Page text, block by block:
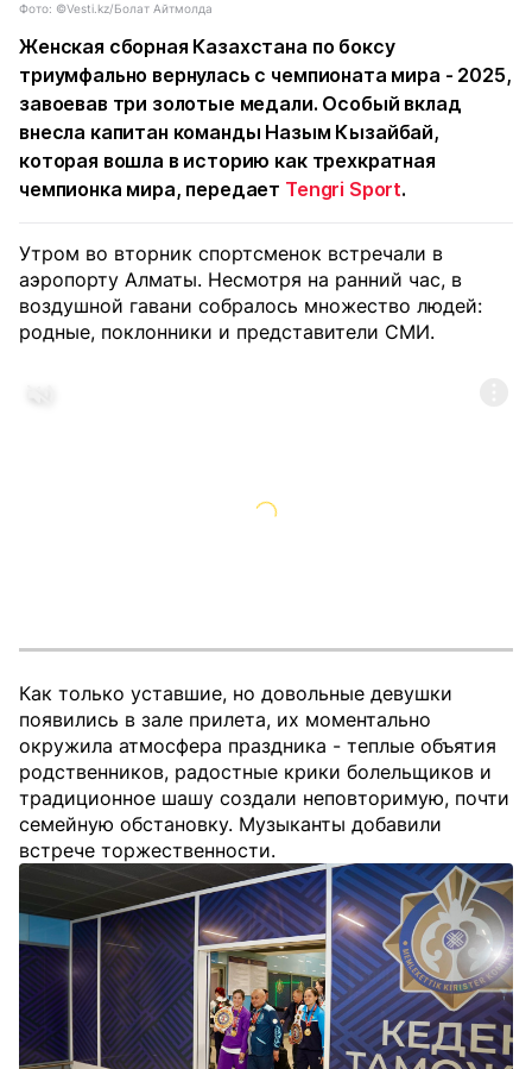
Фото: ©Vesti.kz/Болат Айтмолда
Женская сборная Казахстана по боксу
триумфально вернулась с чемпионата мира - 2025,
завоевав три золотые медали. Особый вклад
внесла капитан команды Назым Кызайбай,
которая вошла в историю как трехкратная
чемпионка мира, передает Tengri Sport.
Утром во вторник спортсменок встречали в
аэропорту Алматы. Несмотря на ранний час, в
воздушной гавани собралось множество людей:
родные, поклонники и представители СМИ.
Как только уставшие, но довольные девушки
появились в зале прилета, их моментально
окружила атмосфера праздника - теплые объятия
родственников, радостные крики болельщиков и
традиционное шашу создали неповторимую, почти
семейную обстановку. Музыканты добавили
встрече торжественности.